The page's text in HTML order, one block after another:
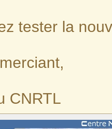
tester la
CNRTL